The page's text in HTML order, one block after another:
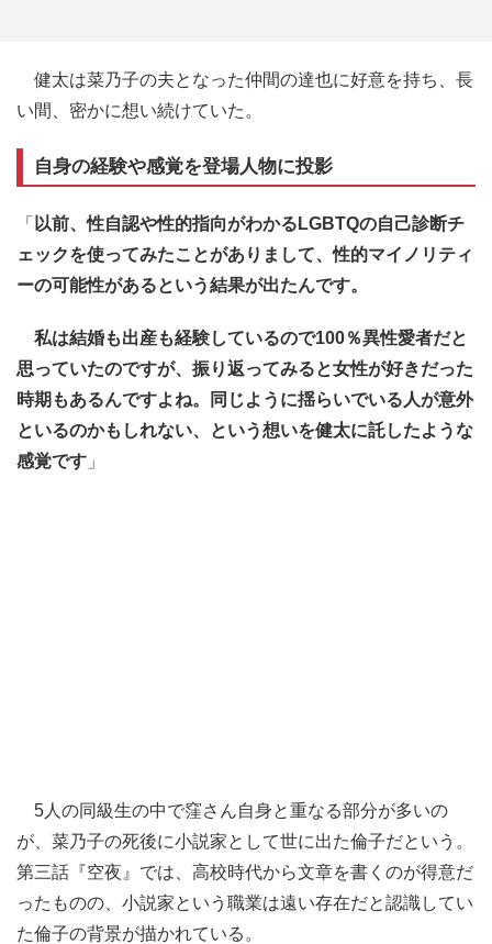
健太は菜乃子の夫となった仲間の達也に好意を持ち、長
い間、密かに想い続けていた。
自身の経験や感覚を登場人物に投影
「 以前、性自認や性的指向がわかるLGBTQの自己診断チ
ェックを使ってみたことがありまして、性的マイノリティ
ーの可能性があるという結果が出たんです。
私は結婚も出産も経験しているので100％異性愛者だと
思っていたのですが、振り返ってみると女性が好きだった
時期もあるんですよね。同じように揺らいでいる人が意外
といるのかもしれない、という想いを健太に託したような
感覚です 」
5人の同級生の中で窪さん自身と重なる部分が多いの
が、菜乃子の死後に小説家として世に出た倫子だという。
第三話『空夜』では、高校時代から文章を書くのが得意だ
ったものの、小説家という職業は遠い存在だと認識してい
た倫子の背景が描かれている。